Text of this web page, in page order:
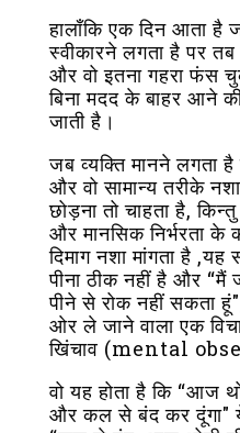
हालाँकि एक दिन आता है
स्वीकारने लगता है पर
और वो इतना गहरा फंस
बिना मदद के बाहर आने
जाती है।
जब व्यक्ति मानने लगता
और वो सामान्य तरीके
छोड़ना तो चाहता है,
और मानसिक निर्भरता
दिमाग नशा मांगता है
पीना ठीक नहीं है और “मैं
पीने से रोक नहीं सकता
ओर ले जाने वाला एक
खिंचाव (mental
वो यह होता है कि “आज
और कल से बंद कर दूंगा"